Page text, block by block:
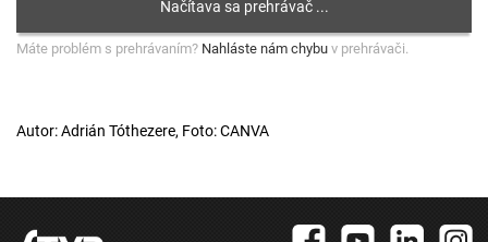
Máte problém s prehrávaním? Nahláste nám chybu v prehrávači.
Autor: Adrián Tóthezere, Foto: CANVA